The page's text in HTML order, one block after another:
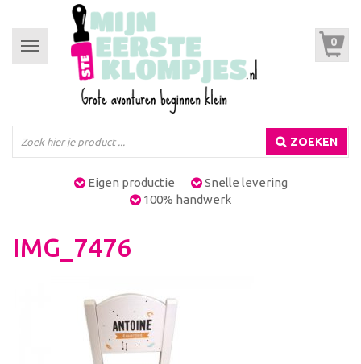
Toggle
navigation
0
ZOEKEN
Eigen productie
Snelle levering
100% handwerk
IMG_7476